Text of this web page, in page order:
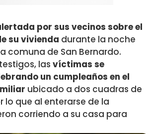
por sus vecinos sobre el
su vivienda durante la noche
comuna de San Bernardo.
las víctimas se
un cumpleaños en el
ubicado a dos cuadras de
lo que al enterarse de la
corriendo a su casa para